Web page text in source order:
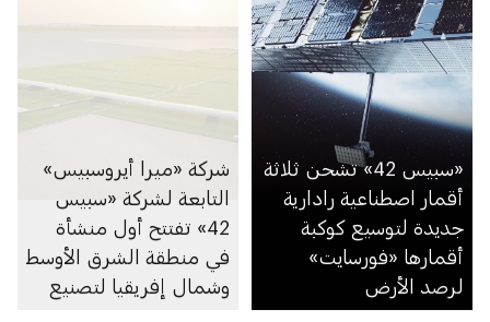
«سبيس 42» تشحن ثلاثة
أقمار اصطناعية رادارية
جديدة لتوسيع كوكبة
أقمارها «فورسايت»
لرصد الأرض
شركة «ميرا أيروسبيس»
التابعة لشركة «سبيس
42» تفتتح أول منشأة
في منطقة الشرق الأوسط
وشمال إفريقيا لتصنيع